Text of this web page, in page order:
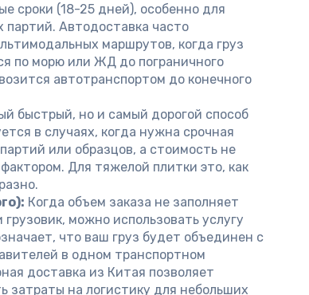
сроки (18-25 дней), особенно для
партий. Автодоставка часто
маршрутов, когда груз
по морю или ЖД до пограничного
автотранспортом до конечного
быстрый, но и самый дорогой способ
в случаях, когда нужна срочная
или образцов, а стоимость не
Для тяжелой плитки это, как
Когда объем заказа не заполняет
можно использовать услугу
что ваш груз будет объединен с
в одном транспортном
доставка из Китая позволяет
затраты на логистику для небольших